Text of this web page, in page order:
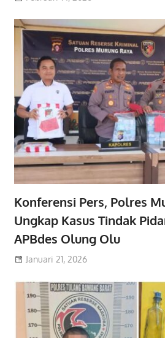
Konferensi Pers, Polres
Ungkap Kasus Tindak
APBdes Olung Olu
Januari 21, 2026